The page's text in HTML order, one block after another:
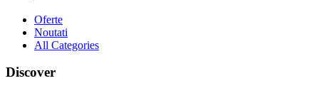
Oferte
Noutati
All Categories
Discover